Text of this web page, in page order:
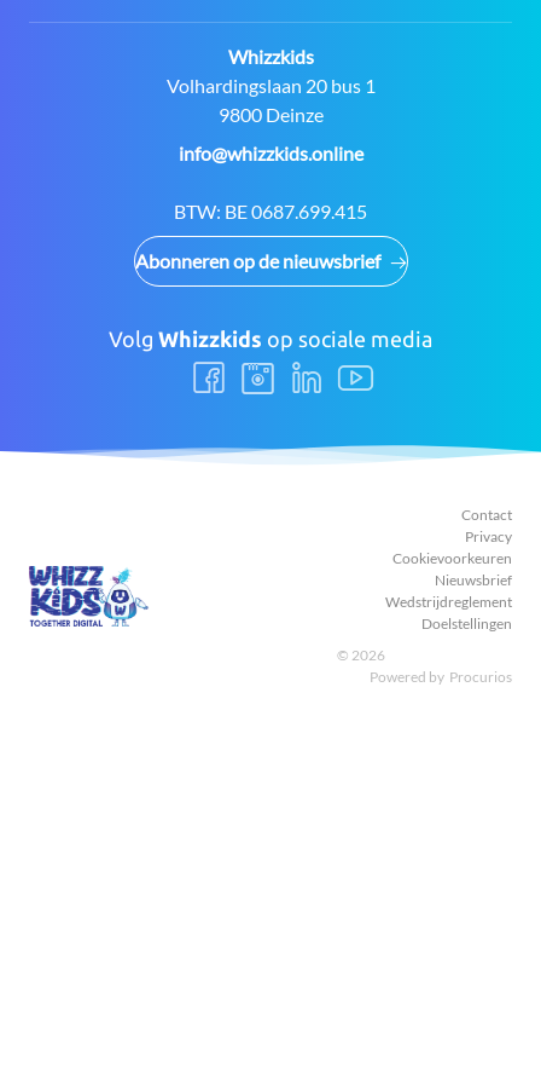
Contact:
Whizzkids
Adres:
Volhardingslaan 20 bus 1
9800 Deinze
E-
info@whizzkids.online
BTW: BE 0687.699.415
Abonneren op de nieuwsbrief
Volg Whizzkids op sociale media
Volg
ons
Volg
ons
Volg
ons
Volg
ons
Contact
Privacy
Cookievoorkeuren
Nieuwsbrief
Wedstrijdreglement
Doelstellingen
© 2026
Powered by Procurios